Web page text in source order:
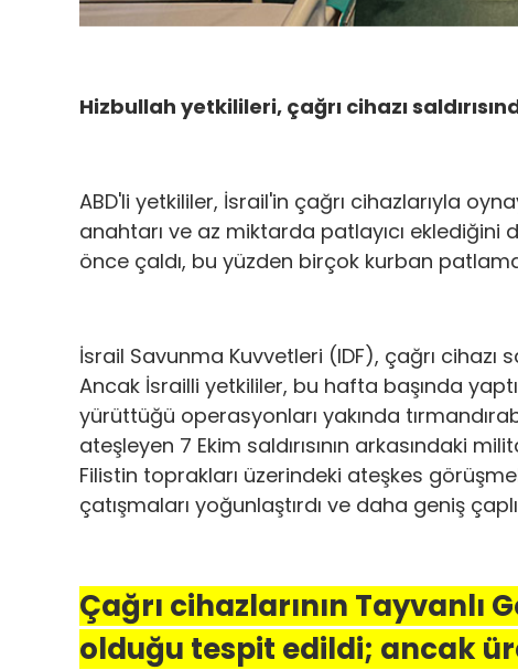
Hizbullah yetkilileri, çağrı cihazı
ABD'li yetkililer, İsrail'in çağrı cihazlarıyla
anahtarı ve az miktarda patlayıcı eklediğini
önce çaldı, bu yüzden birçok kurban
İsrail Savunma Kuvvetleri (IDF), çağrı cihazı
Ancak İsrailli yetkililer, bu hafta başında
yürüttüğü operasyonları yakında
ateşleyen 7 Ekim saldırısının arkasındaki
Filistin toprakları üzerindeki ateşkes
çatışmaları yoğunlaştırdı ve daha geniş
Çağrı cihazlarının Tayvanlı
olduğu tespit edildi; ancak